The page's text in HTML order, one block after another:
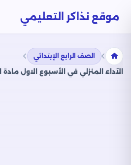
موقع نذاكر التعليمي
الصف الرابع الإبتدائي